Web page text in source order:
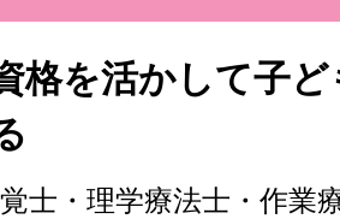
格を活かして子
士・理学療法士・作業